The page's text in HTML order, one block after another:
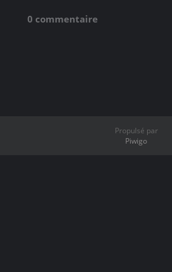
0 commentaire
Propulsé par
Piwigo